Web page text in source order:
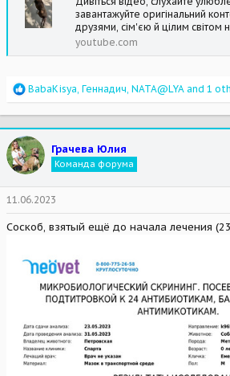
завантажуйте оригінальний
друзями, сім'єю й цілим світом
youtube.com
R
a
c
t
i
o
n
s
:
BabaKisya, Геннадич, NATA@LYA and 1
Грачева Юлия
Команда форума
11.06.2023
Соскоб, взятый ещё до начала лечения